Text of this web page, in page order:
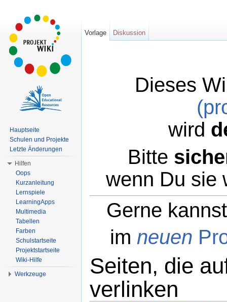
Dieses
wird
Bitte
wenn Du sie
Gerne
im neuen
Seiten, die
verlinken
Vorlage Diskussion
Hauptseite
Schulen und Projekte
Letzte Änderungen
Hilfen
Oops
Kurzanleitung
Lernspiele
LearningApps
Multimedia
Tabellen
Farben
Schulstartseite
Projektstartseite
Wiki-Hilfe
Werkzeuge